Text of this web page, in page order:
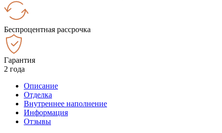
Беспроцентная рассрочка
Гарантия
2 года
Описание
Отделка
Внутреннее наполнение
Информация
Отзывы